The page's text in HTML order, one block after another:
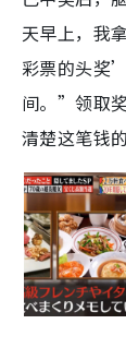
天早上，我
彩票的头奖
间。”领取
清楚这笔钱